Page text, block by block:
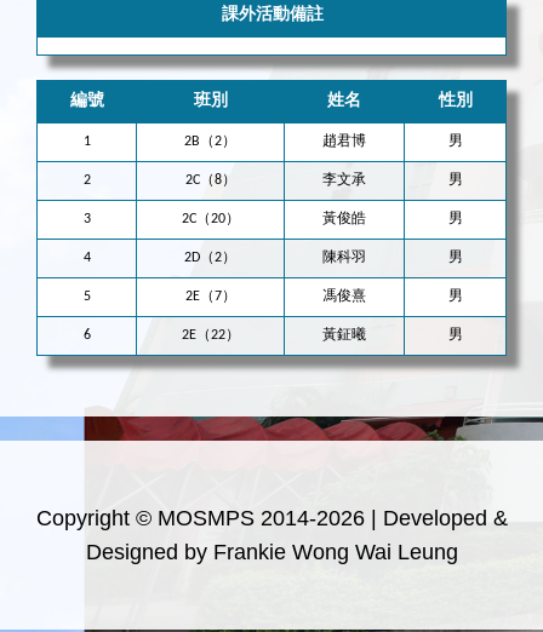
課外活動備註
編號 班別 姓名 性別
1 2B（2） 趙君博 男
2 2C（8） 李文承 男
3 2C（20） 黃俊皓 男
4 2D（2） 陳科羽 男
5 2E（7） 馮俊熹 男
6 2E（22） 黃鉦曦 男
Copyright © MOSMPS 2014-2026 | Developed &
Designed by Frankie Wong Wai Leung